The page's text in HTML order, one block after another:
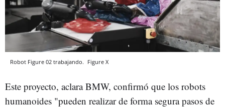
Robot Figure 02 trabajando. Figure X
Este proyecto, aclara BMW, confirmó que los robots
humanoides "pueden realizar de forma segura pasos de